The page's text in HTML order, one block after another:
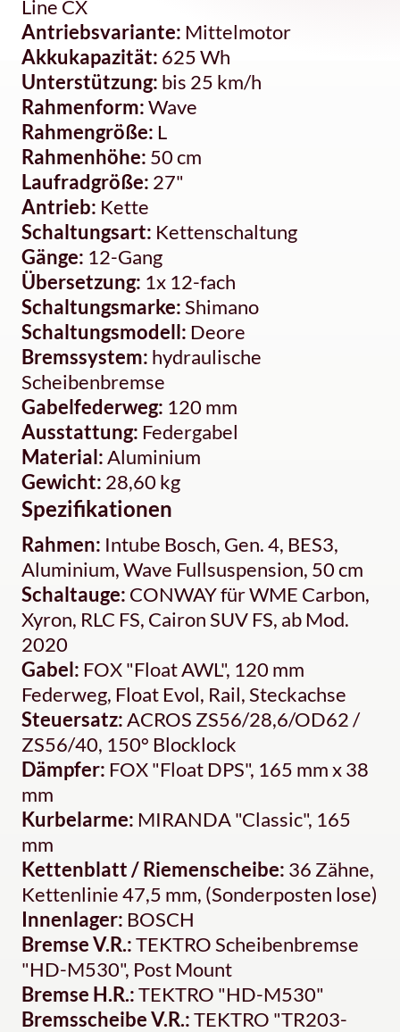
Line CX
Antriebsvariante: Mittelmotor
Akkukapazität: 625 Wh
Unterstützung: bis 25 km/h
Rahmenform:Wave
Rahmengröße: L
Rahmenhöhe: 50 cm
Laufradgröße: 27"
Antrieb: Kette
Schaltungsart: Kettenschaltung
Gänge: 12-Gang
Übersetzung: 1x 12-fach
Schaltungsmarke:Shimano
Schaltungsmodell: Deore
Bremssystem: hydraulische
Scheibenbremse
Gabelfederweg: 120 mm
Ausstattung: Federgabel
Material:Aluminium
Gewicht: 28,60 kg
Spezifikationen
Rahmen: Intube Bosch, Gen. 4, BES3,
Aluminium, Wave Fullsuspension, 50 cm
Schaltauge: CONWAY für WME Carbon,
Xyron, RLC FS, Cairon SUV FS, ab Mod.
2020
Gabel: FOX "Float AWL", 120 mm
Federweg, Float Evol, Rail, Steckachse
Steuersatz:ACROS ZS56/28,6/OD62 /
ZS56/40, 150° Blocklock
Dämpfer: FOX "Float DPS", 165 mm x 38
mm
Kurbelarme: MIRANDA "Classic", 165
mm
Kettenblatt / Riemenscheibe: 36 Zähne,
Kettenlinie 47,5 mm, (Sonderposten lose)
Innenlager: BOSCH
Bremse V.R.:TEKTRO Scheibenbremse
"HD-M530", Post Mount
Bremse H.R.:TEKTRO "HD-M530"
Bremsscheibe V.R.:TEKTRO "TR203-